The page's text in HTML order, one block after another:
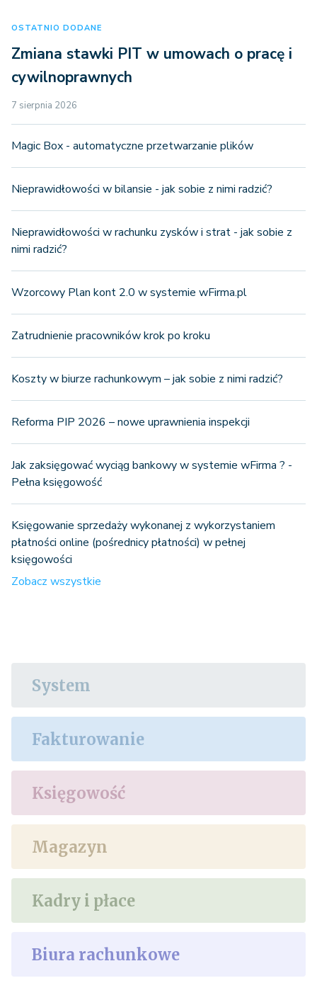
OSTATNIO DODANE
Zmiana stawki PIT w umowach o pracę i
cywilnoprawnych
7 sierpnia 2026
Magic Box - automatyczne przetwarzanie plików
Nieprawidłowości w bilansie - jak sobie z nimi radzić?
Nieprawidłowości w rachunku zysków i strat - jak sobie z
nimi radzić?
Wzorcowy Plan kont 2.0 w systemie wFirma.pl
Zatrudnienie pracowników krok po kroku
Koszty w biurze rachunkowym – jak sobie z nimi radzić?
Reforma PIP 2026 – nowe uprawnienia inspekcji
Jak zaksięgować wyciąg bankowy w systemie wFirma ? -
Pełna księgowość
Księgowanie sprzedaży wykonanej z wykorzystaniem
płatności online (pośrednicy płatności) w pełnej
księgowości
Zobacz wszystkie
System
Fakturowanie
Księgowość
Magazyn
Kadry i płace
Biura rachunkowe